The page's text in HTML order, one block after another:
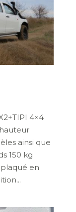
4×4
ainsi que
150 kg
en